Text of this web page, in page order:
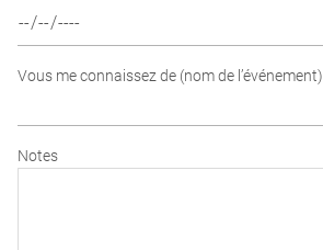
Vous me connaissez de (nom de l’événement)
Notes